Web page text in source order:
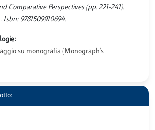
Comparative Perspectives (pp. 221-241).
9781509910694.
su monografia (Monograph’s